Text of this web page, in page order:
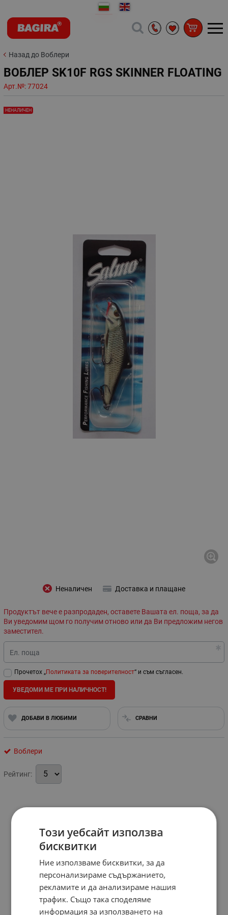
Назад до Воблери
ВОБЛЕР SK10F RGS SKINNER FLOATING
Арт.№:77024
НЕНАЛИЧЕН
Неналичен Доставка и плащане
Продуктът вече е разпродаден, оставете Вашата ел. поща, за да
Ви уведомим щом го получим отново или да Ви предложим негов
заместител.
Ел. поща
Прочетох „Политиката за поверителност“ и съм съгласен.
УВЕДОМИ МЕ ПРИ НАЛИЧНОСТ!
ДОБАВИ В ЛЮБИМИ СРАВНИ
Воблери
Рейтинг:
Този уебсайт използва
бисквитки
Ние използваме бисквитки, за да
персонализираме съдържанието,
рекламите и да анализираме нашия
трафик. Също така споделяме
информация за използването на